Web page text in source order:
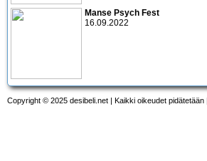
Manse Psych Fest
16.09.2022
Copyright © 2025 desibeli.net | Kaikki oikeudet pidätetään |